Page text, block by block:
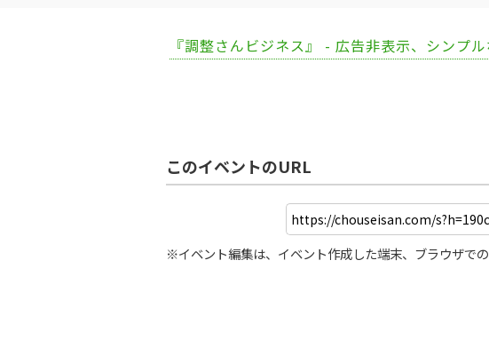
『調整さんビジネス』 - 広告非表示、シンプ
このイベントのURL
※イベント編集は、イベント作成した端末、ブラウザで